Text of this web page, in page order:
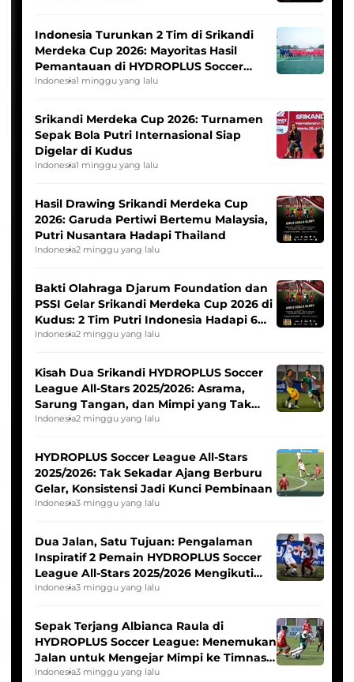
Indonesia Turunkan 2 Tim di Srikandi
Merdeka Cup 2026: Mayoritas Hasil
Pemantauan di HYDROPLUS Soccer
League
Indonesia1 minggu yang lalu
Srikandi Merdeka Cup 2026: Turnamen
Sepak Bola Putri Internasional Siap
Digelar di Kudus
Indonesia1 minggu yang lalu
Hasil Drawing Srikandi Merdeka Cup
2026: Garuda Pertiwi Bertemu Malaysia,
Putri Nusantara Hadapi Thailand
Indonesia2 minggu yang lalu
Bakti Olahraga Djarum Foundation dan
PSSI Gelar Srikandi Merdeka Cup 2026 di
Kudus: 2 Tim Putri Indonesia Hadapi 6
Tim Asia
Indonesia2 minggu yang lalu
Kisah Dua Srikandi HYDROPLUS Soccer
League All-Stars 2025/2026: Asrama,
Sarung Tangan, dan Mimpi yang Tak
Pernah Padam
Indonesia2 minggu yang lalu
HYDROPLUS Soccer League All-Stars
2025/2026: Tak Sekadar Ajang Berburu
Gelar, Konsistensi Jadi Kunci Pembinaan
Indonesia3 minggu yang lalu
Dua Jalan, Satu Tujuan: Pengalaman
Inspiratif 2 Pemain HYDROPLUS Soccer
League All-Stars 2025/2026 Mengikuti
Seleksi Timnas Indonesia Putri
Indonesia3 minggu yang lalu
Sepak Terjang Albianca Raula di
HYDROPLUS Soccer League: Menemukan
Jalan untuk Mengejar Mimpi ke Timnas
Indonesia Putri
Indonesia3 minggu yang lalu